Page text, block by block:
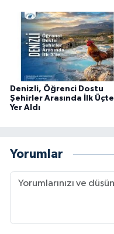
Denizli, Öğrenci Dostu
Şehirler Arasında İlk Üçte
Yer Aldı
Yorumlar